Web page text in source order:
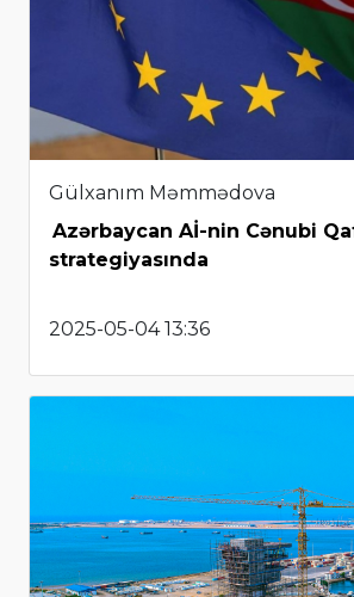
Gülxanım Məmmədova
Azərbaycan Aİ-nin Cənubi
strategiyasında
2025-05-04 13:36